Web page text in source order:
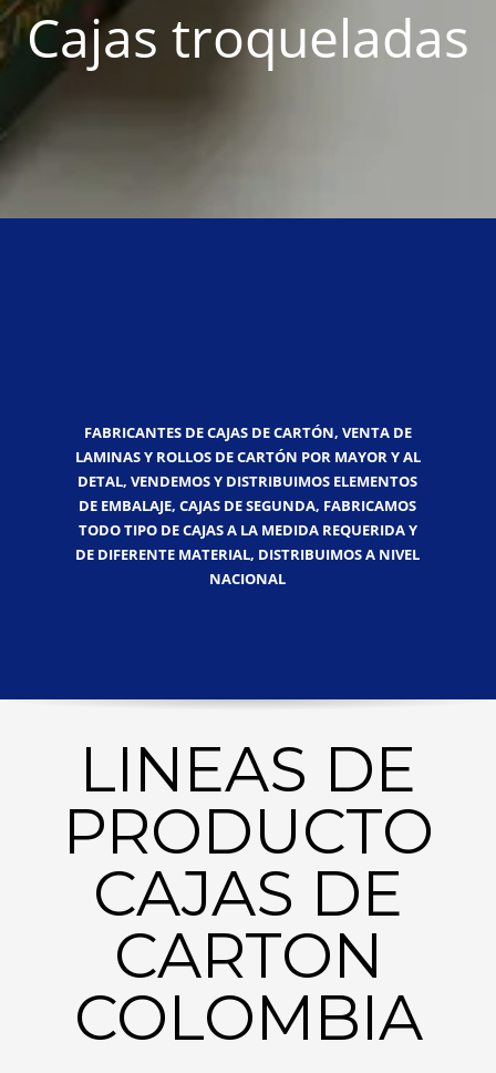
Cajas troqueladas
FABRICANTES DE CAJAS DE CARTÓN, VENTA DE
LAMINAS Y ROLLOS DE CARTÓN POR MAYOR Y AL
DETAL, VENDEMOS Y DISTRIBUIMOS ELEMENTOS
DE EMBALAJE, CAJAS DE SEGUNDA, FABRICAMOS
TODO TIPO DE CAJAS A LA MEDIDA REQUERIDA Y
DE DIFERENTE MATERIAL, DISTRIBUIMOS A NIVEL
NACIONAL
LINEAS DE
PRODUCTO
CAJAS DE
CARTON
COLOMBIA